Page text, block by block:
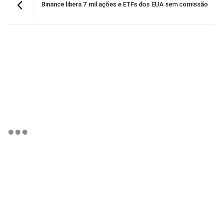
Binance libera 7 mil ações e ETFs dos EUA sem comissão